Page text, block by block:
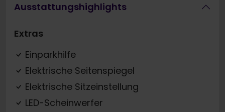
Ausstattungshighlights
Extras
Einparkhilfe
Elektrische Seitenspiegel
Elektrische Sitzeinstellung
LED-Scheinwerfer